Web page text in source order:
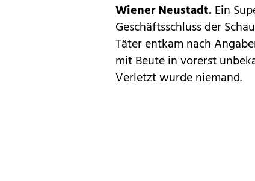
Wiener Neustadt.Ein
Geschäftsschluss der
Täter entkam nach
mit Beute in vorerst
Verletzt wurde niemand.